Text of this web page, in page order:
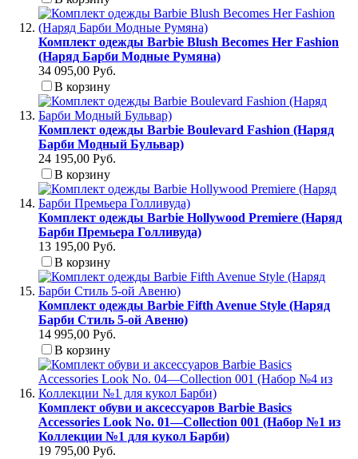
Комплект одежды Barbie Blush Becomes Her Fashion
(Наряд Барби Модные Румяна)
34 095,00 Руб.
В корзину
Комплект одежды Barbie Boulevard Fashion (Наряд
Барби Модный Бульвар)
24 195,00 Руб.
В корзину
Комплект одежды Barbie Hollywood Premiere (Наряд
Барби Премьера Голливуда)
13 195,00 Руб.
В корзину
Комплект одежды Barbie Fifth Avenue Style (Наряд
Барби Стиль 5-ой Авеню)
14 995,00 Руб.
В корзину
Комплект обуви и аксессуаров Barbie Basics
Accessories Look No. 01—Collection 001 (Набор №1 из
Коллекции №1 для кукол Барби)
19 795,00 Руб.